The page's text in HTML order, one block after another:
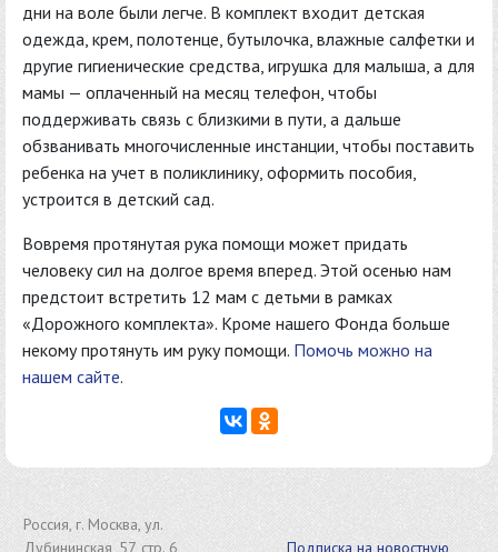
дни на воле были легче. В комплект входит детская
одежда, крем, полотенце, бутылочка, влажные салфетки и
другие гигиенические средства, игрушка для малыша, а для
мамы — оплаченный на месяц телефон, чтобы
поддерживать связь с близкими в пути, а дальше
обзванивать многочисленные инстанции, чтобы поставить
ребенка на учет в поликлинику, оформить пособия,
устроится в детский сад.
Вовремя протянутая рука помощи может придать
человеку сил на долгое время вперед. Этой осенью нам
предстоит встретить 12 мам с детьми в рамках
«Дорожного комплекта». Кроме нашего Фонда больше
некому протянуть им руку помощи. Помочь можно на
нашем сайте.
Россия, г. Москва, ул.
Дубининская, 57, стр. 6,
Подписка на новостную